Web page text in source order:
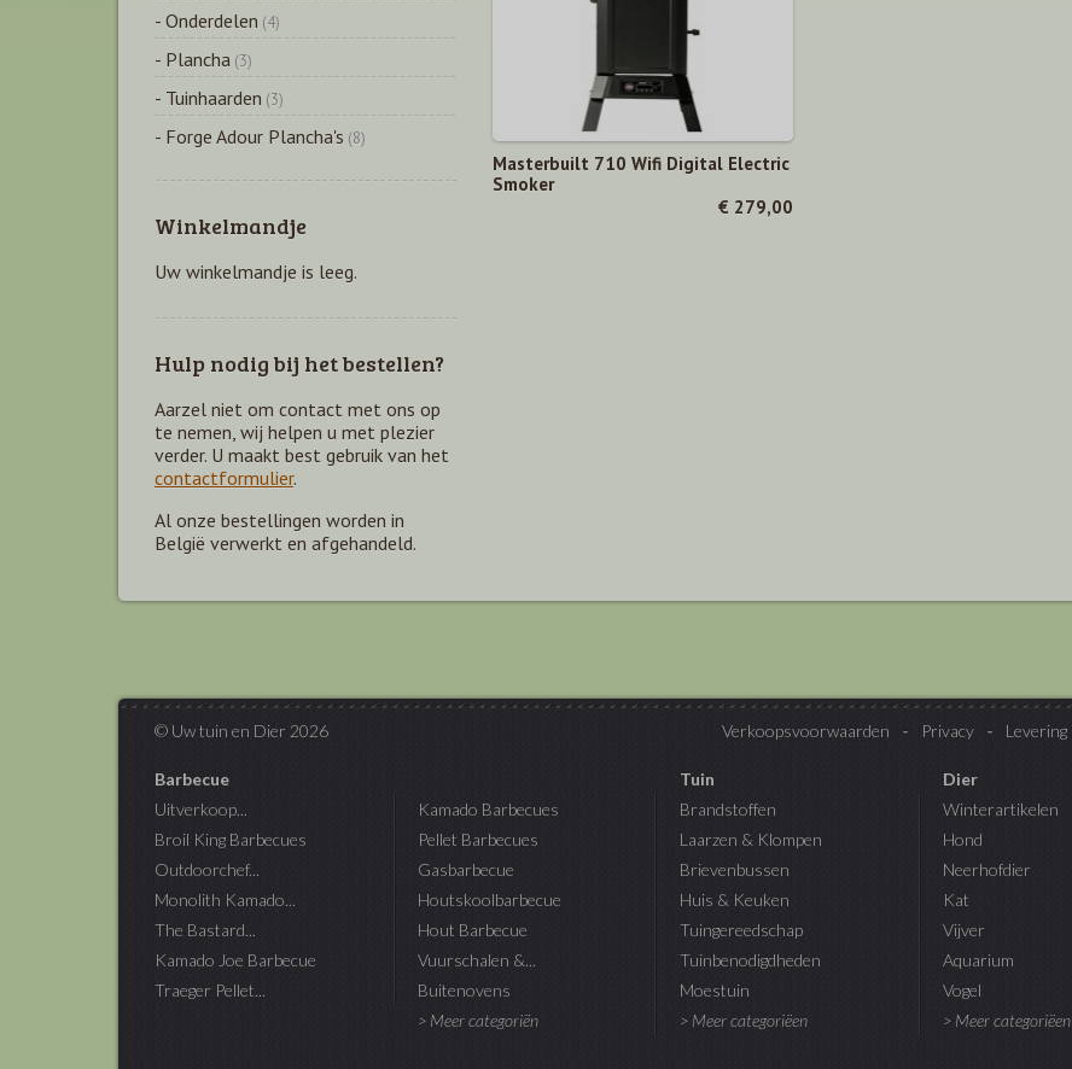
Masterbuilt 710 Wifi Digital Electric
Smoker
€ 279,00
- Onderdelen (4)
- Plancha (3)
- Tuinhaarden (3)
- Forge Adour Plancha's (8)
Winkelmandje
Uw winkelmandje is leeg.
Hulp nodig bij het bestellen?
Aarzel niet om contact met ons op
te nemen, wij helpen u met plezier
verder. U maakt best gebruik van het
contactformulier.
Al onze bestellingen worden in
België verwerkt en afgehandeld.
© Uw tuin en Dier 2026 Verkoopsvoorwaarden Privacy Levering
Barbecue
Uitverkoop...
Broil King Barbecues
Outdoorchef...
Monolith Kamado...
The Bastard...
Kamado Joe Barbecue
Traeger Pellet...
Kamado Barbecues
Pellet Barbecues
Gasbarbecue
Houtskoolbarbecue
Hout Barbecue
Vuurschalen &...
Buitenovens
> Meer categoriën
Tuin
Brandstoffen
Laarzen & Klompen
Brievenbussen
Huis & Keuken
Tuingereedschap
Tuinbenodigdheden
Moestuin
> Meer categoriëen
Dier
Winterartikelen
Hond
Neerhofdier
Kat
Vijver
Aquarium
Vogel
> Meer categoriëen